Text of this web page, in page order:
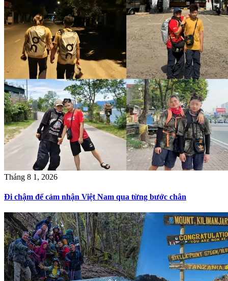
Tháng 8 1, 2026
Đi chậm để cảm nhận Việt Nam qua từng bước chân